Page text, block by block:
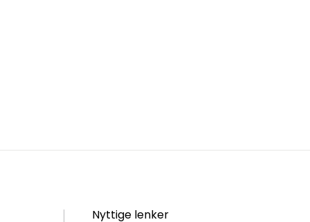
Nyttige lenker